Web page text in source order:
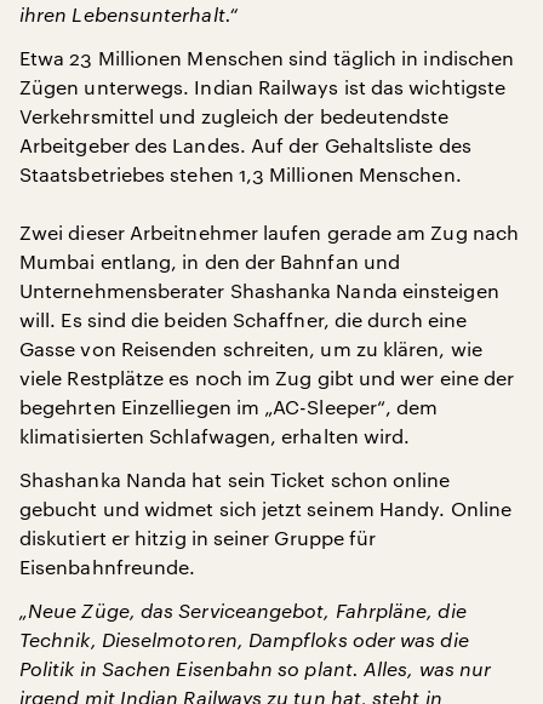
ihren Lebensunterhalt.“
Etwa 23 Millionen Menschen sind täglich in indischen
Zügen unterwegs. Indian Railways ist das wichtigste
Verkehrsmittel und zugleich der bedeutendste
Arbeitgeber des Landes. Auf der Gehaltsliste des
Staatsbetriebes stehen 1,3 Millionen Menschen.
Zwei dieser Arbeitnehmer laufen gerade am Zug nach
Mumbai entlang, in den der Bahnfan und
Unternehmensberater Shashanka Nanda einsteigen
will. Es sind die beiden Schaffner, die durch eine
Gasse von Reisenden schreiten, um zu klären, wie
viele Restplätze es noch im Zug gibt und wer eine der
begehrten Einzelliegen im „AC-Sleeper“, dem
klimatisierten Schlafwagen, erhalten wird.
Shashanka Nanda hat sein Ticket schon online
gebucht und widmet sich jetzt seinem Handy. Online
diskutiert er hitzig in seiner Gruppe für
Eisenbahnfreunde.
„Neue Züge, das Serviceangebot, Fahrpläne, die
Technik, Dieselmotoren, Dampfloks oder was die
Politik in Sachen Eisenbahn so plant. Alles, was nur
irgend mit Indian Railways zu tun hat, steht in